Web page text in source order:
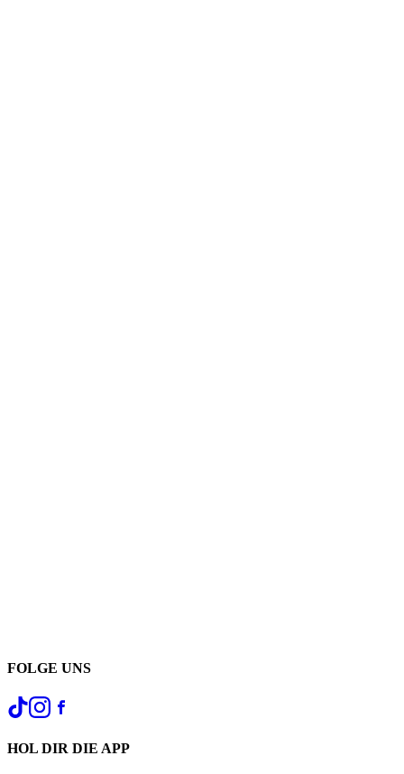
FOLGE UNS
HOL DIR DIE APP